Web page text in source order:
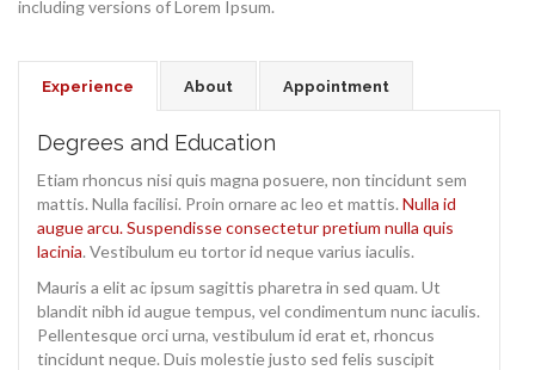
including versions of Lorem Ipsum.
Experience About Appointment
Degrees and Education
Etiam rhoncus nisi quis magna posuere, non tincidunt sem
mattis. Nulla facilisi. Proin ornare ac leo et mattis. Nulla id
augue arcu. Suspendisse consectetur pretium nulla quis
lacinia. Vestibulum eu tortor id neque varius iaculis.
Mauris a elit ac ipsum sagittis pharetra in sed quam. Ut
blandit nibh id augue tempus, vel condimentum nunc iaculis.
Pellentesque orci urna, vestibulum id erat et, rhoncus
tincidunt neque. Duis molestie justo sed felis suscipit